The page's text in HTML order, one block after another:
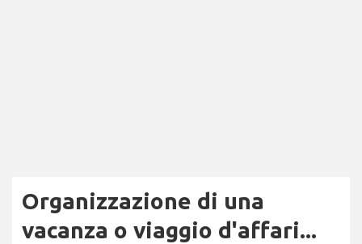
Organizzazione di una
vacanza o viaggio d'affari...